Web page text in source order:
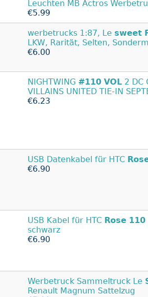
Leuchten MB Actros
€5.99
werbetrucks 1:87, Le sweet
LKW, Rarität, Selten,
€6.00
NIGHTWING #110 VOL 2 DC
VILLAINS UNITED TIE-IN
€6.23
USB Datenkabel für HTC
€6.90
USB Kabel für HTC Rose 110
schwarz
€6.90
Werbetruck Sammeltruck Le
Renault Magnum Sattelzug